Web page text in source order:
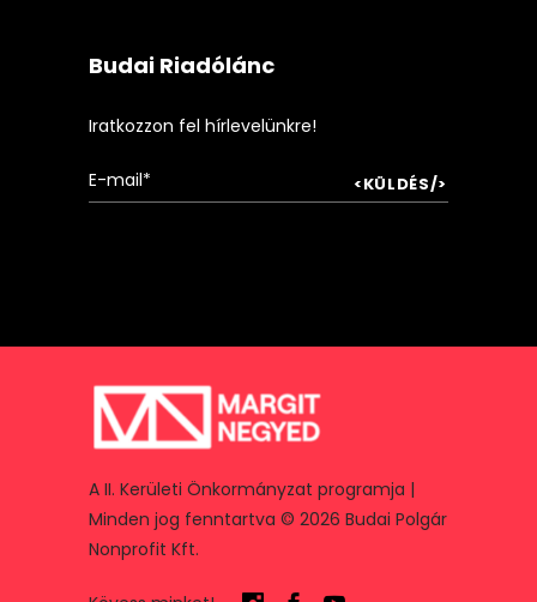
Budai Riadólánc
Iratkozzon fel hírlevelünkre!
A II. Kerületi Önkormányzat programja |
Minden jog fenntartva © 2026 Budai Polgár
Nonprofit Kft.